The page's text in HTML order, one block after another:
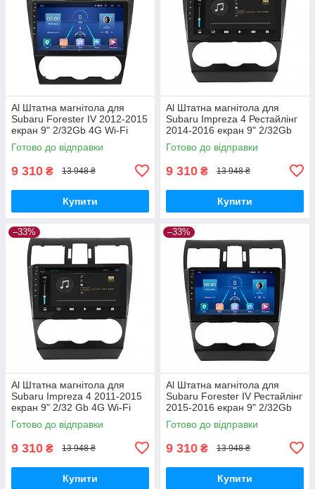
Al Штатна магнітола для
Subaru Forester IV 2012-2015
екран 9" 2/32Gb 4G Wi-Fi
GPS Top Android
Готово до відправки
9 310 ₴ 13 948 ₴
Купити
Al Штатна магнітола для
Subaru Impreza 4 Рестайлінг
2014-2016 екран 9" 2/32Gb
4G Wi-Fi GPS Top Android
Готово до відправки
9 310 ₴ 13 948 ₴
Купити
–33%
Al Штатна магнітола для
Subaru Impreza 4 2011-2015
екран 9" 2/32 Gb 4G Wi-Fi
GPS Top Android
Готово до відправки
9 310 ₴ 13 948 ₴
Купити
–33%
Al Штатна магнітола для
Subaru Forester IV Рестайлінг
2015-2016 екран 9" 2/32Gb
4G Wi-Fi GPS Top Android
Готово до відправки
9 310 ₴ 13 948 ₴
Купити